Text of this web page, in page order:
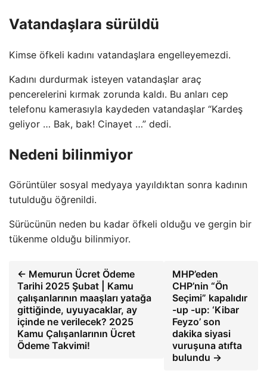
Vatandaşlara sürüldü
Kimse öfkeli kadını vatandaşlara engelleyemezdi.
Kadını durdurmak isteyen vatandaşlar araç
pencerelerini kırmak zorunda kaldı. Bu anları cep
telefonu kamerasıyla kaydeden vatandaşlar “Kardeş
geliyor … Bak, bak! Cinayet …” dedi.
Nedeni bilinmiyor
Görüntüler sosyal medyaya yayıldıktan sonra kadının
tutulduğu öğrenildi.
Sürücünün neden bu kadar öfkeli olduğu ve gergin bir
tükenme olduğu bilinmiyor.
← Memurun Ücret Ödeme
Tarihi 2025 Şubat | Kamu
çalışanlarının maaşları yatağa
gittiğinde, uyuyacaklar, ay
içinde ne verilecek? 2025
Kamu Çalışanlarının Ücret
Ödeme Takvimi!
MHP’eden
CHP’nin “Ön
Seçimi” kapalıdır
-up -up: ‘Kibar
Feyzo’ son
dakika siyasi
vuruşuna atıfta
bulundu →